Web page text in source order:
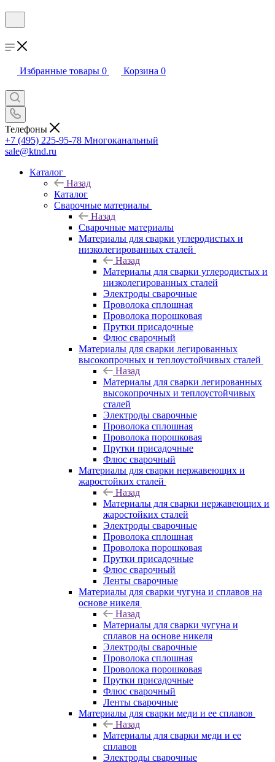
Избранные товары 0 Корзина 0
Телефоны
+7 (495) 225-95-78 Многоканальный
sale@ktnd.ru
Каталог
Назад
Каталог
Сварочные материалы
Назад
Сварочные материалы
Материалы для сварки углеродистых и
низколегированных сталей
Назад
Материалы для сварки углеродистых и
низколегированных сталей
Электроды сварочные
Проволока сплошная
Проволока порошковая
Прутки присадочные
Флюс сварочный
Материалы для сварки легированных
высокопрочных и теплоустойчивых сталей
Назад
Материалы для сварки легированных
высокопрочных и теплоустойчивых
сталей
Электроды сварочные
Проволока сплошная
Проволока порошковая
Прутки присадочные
Флюс сварочный
Материалы для сварки нержавеющих и
жаростойких сталей
Назад
Материалы для сварки нержавеющих и
жаростойких сталей
Электроды сварочные
Проволока сплошная
Проволока порошковая
Прутки присадочные
Флюс сварочный
Ленты сварочные
Материалы для сварки чугуна и сплавов на
основе никеля
Назад
Материалы для сварки чугуна и
сплавов на основе никеля
Электроды сварочные
Проволока сплошная
Проволока порошковая
Прутки присадочные
Флюс сварочный
Ленты сварочные
Материалы для сварки меди и ее сплавов
Назад
Материалы для сварки меди и ее
сплавов
Электроды сварочные